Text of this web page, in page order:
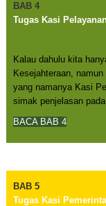
BAB 4
Tugas Kasi
Kalau dahulu kita
Kesejahteraan,
yang namanya Kasi
simak penjelasan
BACA BAB 4
BAB 5
Tugas Kasi